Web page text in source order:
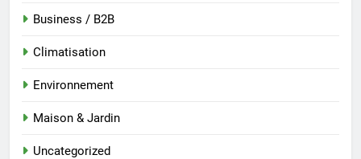
Business / B2B
Climatisation
Environnement
Maison & Jardin
Uncategorized